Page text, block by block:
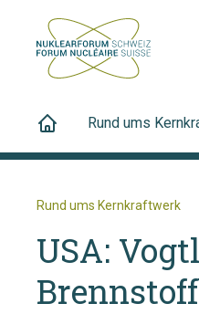
Rund ums
Rund ums Kernkraftwerk
USA: